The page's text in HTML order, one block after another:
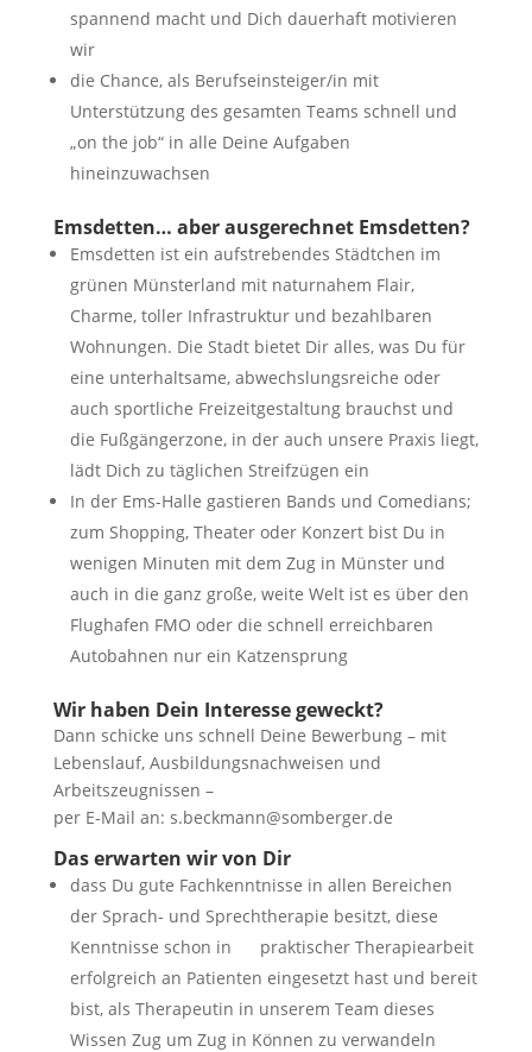
spannend macht und Dich dauerhaft motivieren
wir
die Chance, als Berufseinsteiger/in mit
Unterstützung des gesamten Teams schnell und
„on the job“ in alle Deine Aufgaben
hineinzuwachsen
Emsdetten… aber ausgerechnet Emsdetten?
Emsdetten ist ein aufstrebendes Städtchen im
grünen Münsterland mit naturnahem Flair,
Charme, toller Infrastruktur und bezahlbaren
Wohnungen. Die Stadt bietet Dir alles, was Du für
eine unterhaltsame, abwechslungsreiche oder
auch sportliche Freizeitgestaltung brauchst und
die Fußgängerzone, in der auch unsere Praxis liegt,
lädt Dich zu täglichen Streifzügen ein
In der Ems-Halle gastieren Bands und Comedians;
zum Shopping, Theater oder Konzert bist Du in
wenigen Minuten mit dem Zug in Münster und
auch in die ganz große, weite Welt ist es über den
Flughafen FMO oder die schnell erreichbaren
Autobahnen nur ein Katzensprung
Wir haben Dein Interesse geweckt?
Dann schicke uns schnell Deine Bewerbung – mit
Lebenslauf, Ausbildungsnachweisen und
Arbeitszeugnissen –
per E-Mail an: s.beckmann@somberger.de
Das erwarten wir von Dir
dass Du gute Fachkenntnisse in allen Bereichen
der Sprach- und Sprechtherapie besitzt, diese
Kenntnisse schon in praktischer Therapiearbeit
erfolgreich an Patienten eingesetzt hast und bereit
bist, als Therapeutin in unserem Team dieses
Wissen Zug um Zug in Können zu verwandeln